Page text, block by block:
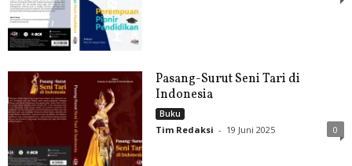
Pasang-Surut Seni Tari di
Indonesia
Buku
Tim Redaksi - 19 Juni 2025 0